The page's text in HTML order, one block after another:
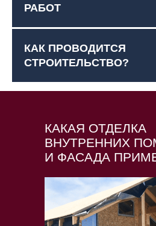
РАБОТ
КАК ПРОВОДИТСЯ
СТРОИТЕЛЬСТВО?
КАКАЯ ОТДЕЛКА
ВНУТРЕННИХ
И ФАСАДА